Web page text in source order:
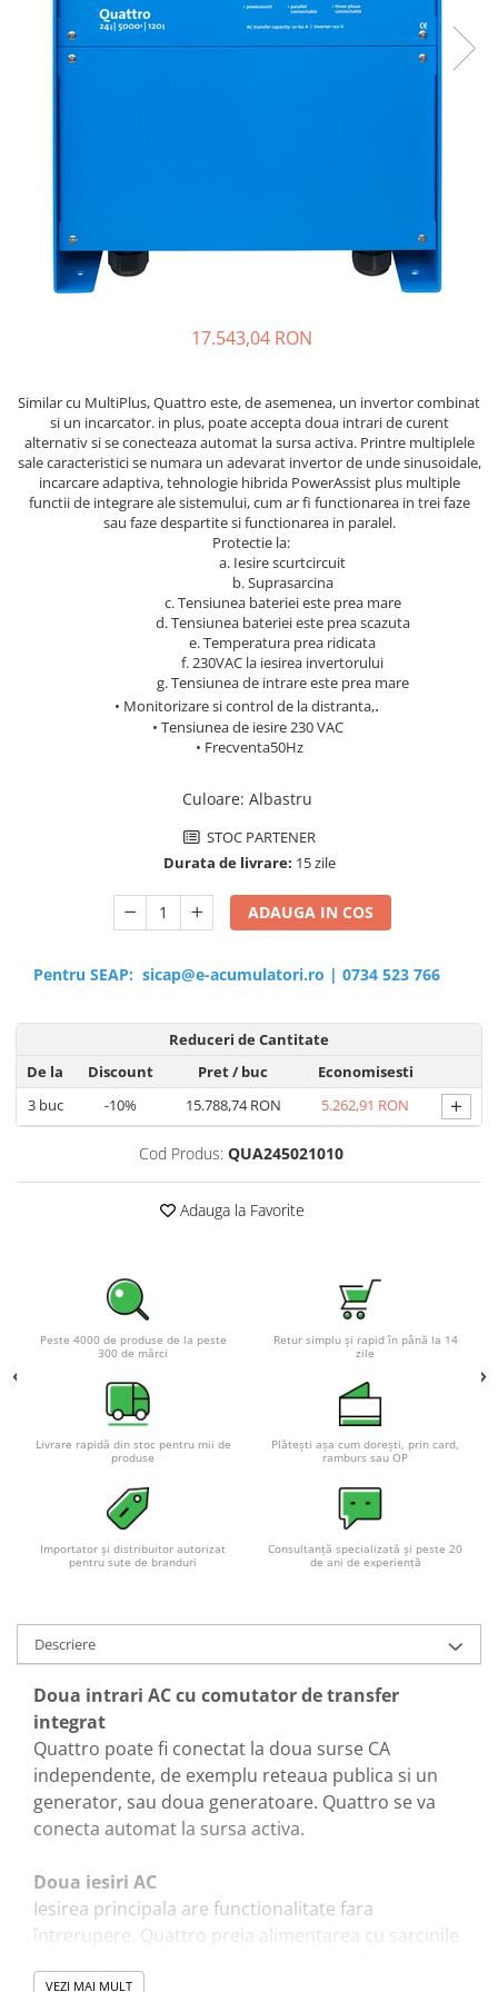
Sisteme de management (BMS)
Redresoare, incarcatoare si testere
17.543,04 RON
Similar cu MultiPlus, Quattro este, de asemenea, un invertor combinat
si un incarcator. in plus, poate accepta doua intrari de curent
alternativ si se conecteaza automat la sursa activa. Printre multiplele
sale caracteristici se numara un adevarat invertor de unde sinusoidale,
incarcare adaptiva, tehnologie hibrida PowerAssist plus multiple
functii de integrare ale sistemului, cum ar fi functionarea in trei faze
sau faze despartite si functionarea in paralel.
Protectie la:
a. Iesire scurtcircuit
b. Suprasarcina
c. Tensiunea bateriei este prea mare
d. Tensiunea bateriei este prea scazuta
e. Temperatura prea ridicata
f. 230VAC la iesirea invertorului
g. Tensiunea de intrare este prea mare
• Monitorizare si control de la distranta,.
• Tensiunea de iesire 230 VAC
• Frecventa50Hz
Culoare: Albastru
STOC PARTENER
Durata de livrare: 15 zile
ADAUGA IN COS
Pentru SEAP: sicap@e-acumulatori.ro | 0734 523 766
Reduceri de Cantitate
De la
Discount Pret/ buc
Economisesti
3buc -10% 15.788,74 RON 5.262,91 RON +
Cod Produs: QUA245021010
Adauga la Favorite
Peste 4000 de produse de la peste
300 de mărci
Retur simplu și rapid în până la 14
zile
Livrare rapidă din stoc pentru mii de
produse
Plătești așa cum dorești, prin card,
ramburs sau OP
Importator și distribuitor autorizat
pentru sute de branduri
Consultanță specializată și peste 20
de ani de experiență
Descriere
Doua intrari AC cu comutator de transfer
integrat
Quattro poate fi conectat la doua surse CA
independente, de exemplu reteaua publica si un
generator, sau doua generatoare. Quattro se va
conecta automat la sursa activa.
Doua iesiri AC
Iesirea principala are functionalitate fara
întrerupere. Quattro preia alimentarea cu sarcinile
VEZI MAI MULT